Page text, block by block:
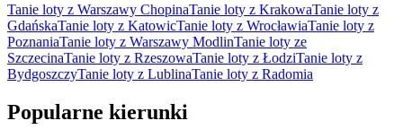
Tanie loty z Warszawy ChopinaTanie loty z KrakowaTanie loty z
GdańskaTanie loty z KatowicTanie loty z WrocławiaTanie loty z
PoznaniaTanie loty z Warszawy ModlinTanie loty ze
SzczecinaTanie loty z RzeszowaTanie loty z ŁodziTanie loty z
BydgoszczyTanie loty z LublinaTanie loty z Radomia
Popularne kierunki